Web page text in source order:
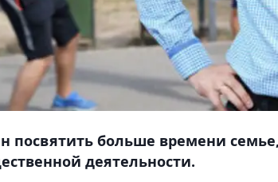
посвятить больше времени
деятельности.